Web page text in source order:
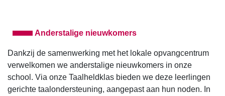
Anderstalige nieuwkomers
Dankzij de samenwerking met het lokale opvangcentrum
verwelkomen we anderstalige nieuwkomers in onze
school. Via onze Taalheldklas bieden we deze leerlingen
gerichte taalondersteuning, aangepast aan hun noden. In